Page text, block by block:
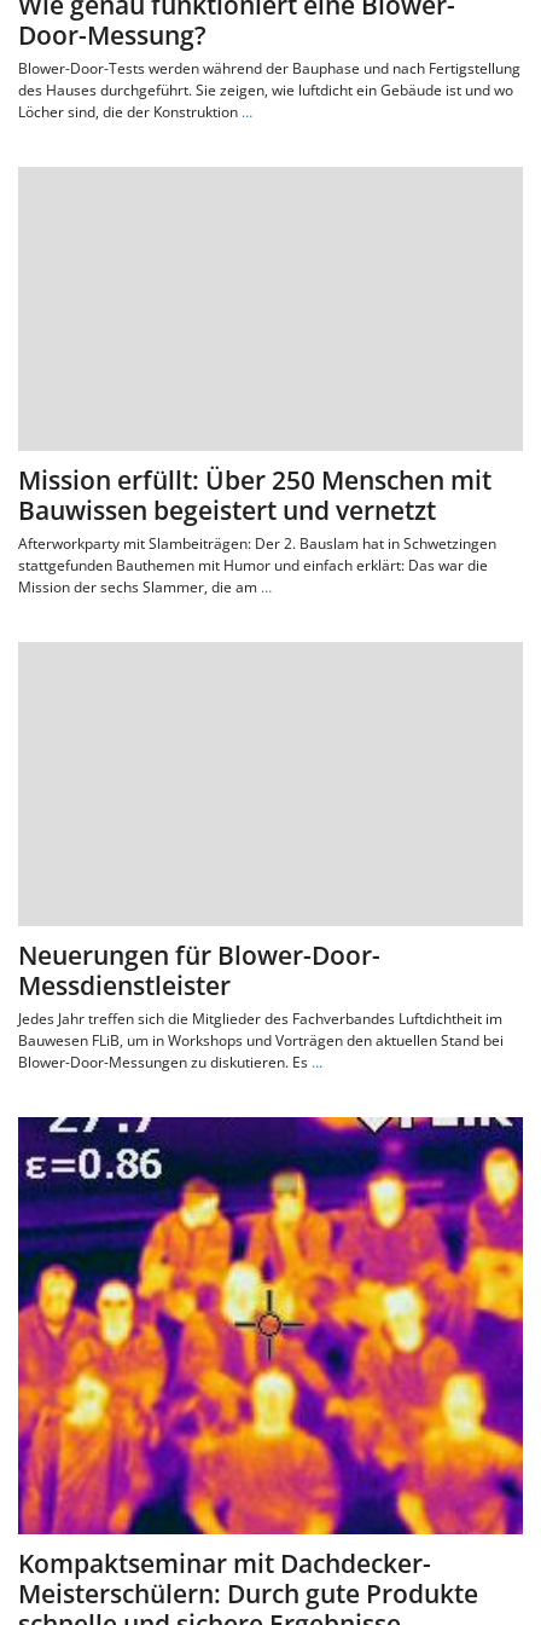
Door-Messung?
Blower-Door-Tests werden während der Bauphase und nach Fertigstellung
des Hauses durchgeführt. Sie zeigen, wie luftdicht ein Gebäude ist und wo
Löcher sind, die der Konstruktion …
Mission erfüllt: Über 250 Menschen mit
Bauwissen begeistert und vernetzt
Afterworkparty mit Slambeiträgen: Der 2. Bauslam hat in Schwetzingen
stattgefunden Bauthemen mit Humor und einfach erklärt: Das war die
Mission der sechs Slammer, die am …
Neuerungen für Blower-Door-
Messdienstleister
Jedes Jahr treffen sich die Mitglieder des Fachverbandes Luftdichtheit im
Bauwesen FLiB, um in Workshops und Vorträgen den aktuellen Stand bei
Blower-Door-Messungen zu diskutieren. Es …
Kompaktseminar mit Dachdecker-
Meisterschülern: Durch gute Produkte